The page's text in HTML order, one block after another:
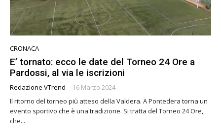
CRONACA
E’ tornato: ecco le date del Torneo 24 Ore a
Pardossi, al via le iscrizioni
Redazione VTrend - 16 Marzo 2024
Il ritorno del torneo più atteso della Valdera. A Pontedera torna un
evento sportivo che è una tradizione. Si tratta del Torneo 24 Ore,
che...